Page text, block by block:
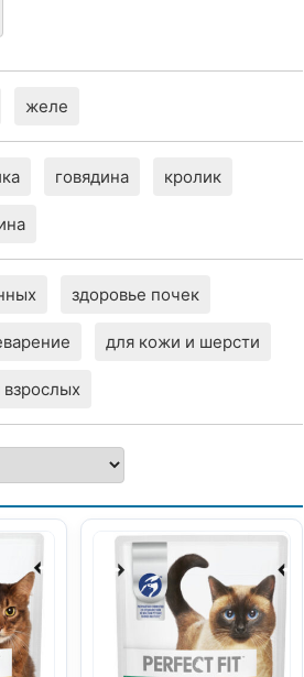
желе
говядина кролик
здоровье почек
для кожи и шерсти
взрослых